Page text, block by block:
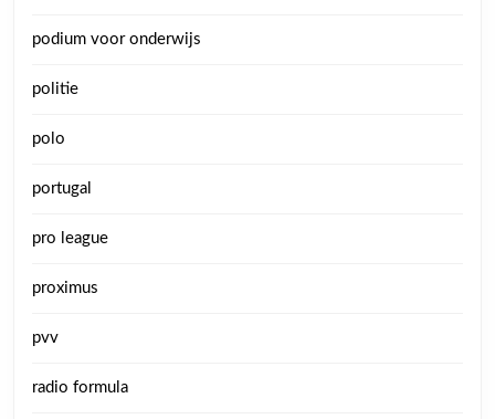
podium voor onderwijs
politie
polo
portugal
pro league
proximus
pvv
radio formula